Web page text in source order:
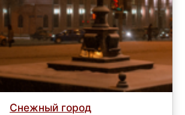
Снежный город